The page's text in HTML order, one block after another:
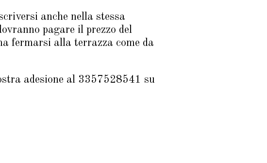
anche nella stessa
pagare il prezzo del
fermarsi alla terrazza come da
adesione al 3357528541 su